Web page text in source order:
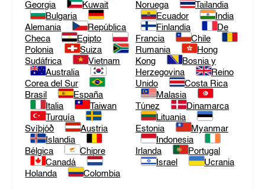
Georgia
Kuwait
Bulgaria
Alemania
República
Checa
Egipto
Polonia
Suiza
Sudáfrica
Vietnam
Australia
Corea del Sur
Brasil
España
Italia
Taiwan
Turquía
Svíþjóð
Austria
Islandia
Bélgica
Chipre
Canadá
Holanda
Colombia
Noruega
Tailandia
Ecuador
India
Finlandia
De
Francia
Chile
Rumania
Hong
Kong
Bosnia y
Herzegovina
Reino
Unido
Costa Rica
Malasia
Túnez
Dinamarca
Lituania
Estonia
Myanmar
Indonesia
Irlanda
Portugal
Israel
Ucrania